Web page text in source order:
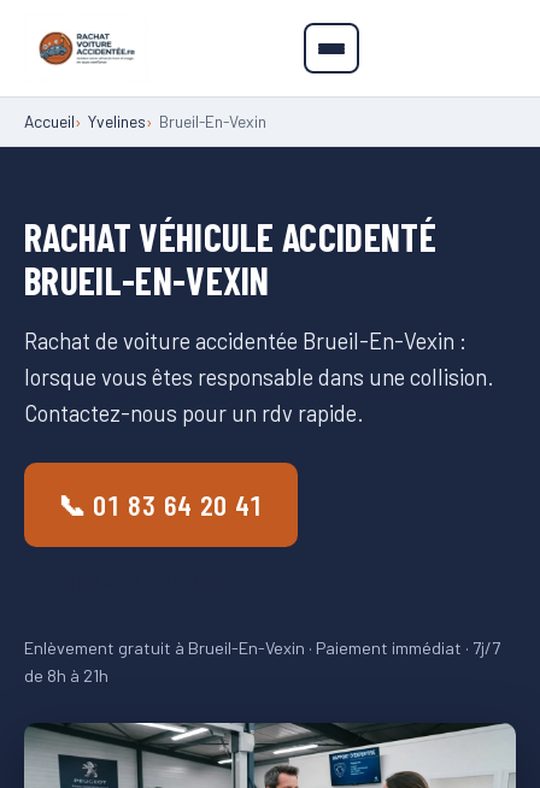
Accueil Yvelines Brueil-En-Vexin
RACHAT VÉHICULE ACCIDENTÉ
BRUEIL-EN-VEXIN
Rachat de voiture accidentée Brueil-En-Vexin :
lorsque vous êtes responsable dans une collision.
Contactez-nous pour un rdv rapide.
📞 01 83 64 20 41
Enlèvement gratuit à Brueil-En-Vexin · Paiement immédiat · 7j/7
de 8h à 21h